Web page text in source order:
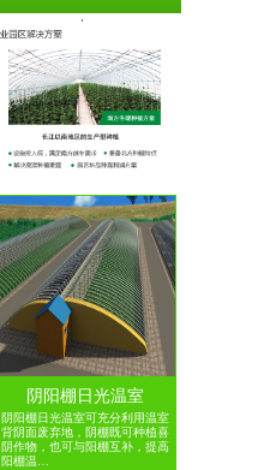
阴阳棚日光温室
阴阳棚日光温室可充分利用温室
背阴面废弃地，阴棚既可种植喜
阴作物，也可与阳棚互补，提高
阳棚温…